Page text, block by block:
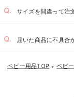
サイズを間違って注
届いた商品に不具合
ベビー用品TOP ＞ ベビ